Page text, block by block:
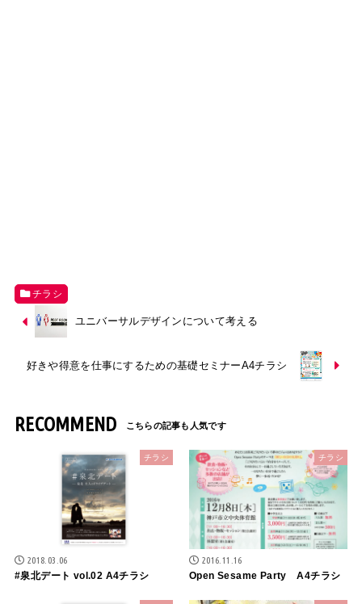
チラシ
ユニバーサルデザインについて考える
好きや得意を仕事にするための基礎セミナーA4チラシ
RECOMMEND
チラシ
2018.03.06
#泉北デート vol.02 A4チラシ
チラシ
2016.11.16
Open Sesame Party A4チラシ